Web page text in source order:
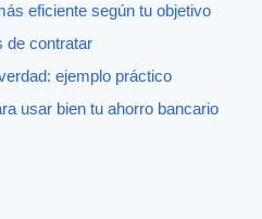
eficiente según tu objetivo
de contratar
ejemplo práctico
usar bien tu ahorro bancario